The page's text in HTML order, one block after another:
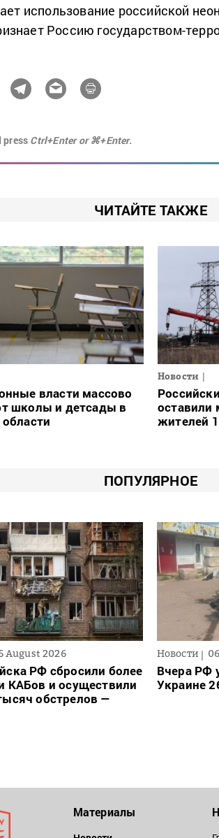
использование российской
Россию государством-
press Ctrl+Enter or ⌘+Enter.
ЧИТАЙТЕ ТАКЖЕ
власти массово
школы и детсады в
Новости
оставили
жителей
ПОПУЛЯРНОЕ
August 2026
РФ сбросили более
КАБов и осуществили
обстрелов —
Новости
Вчера РФ
Украине
Материалы